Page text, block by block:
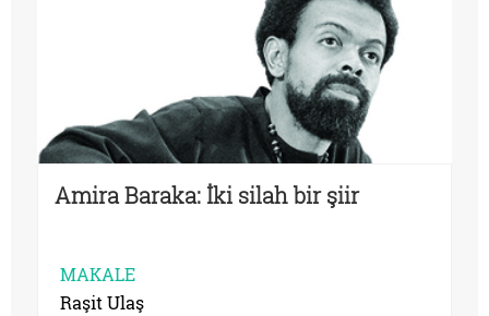
Amira Baraka: İki silah bir şiir
MAKALE
Raşit Ulaş